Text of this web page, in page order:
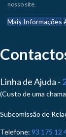
nosso site.
Mais Informações
Linha de Ajuda -
(Custo de uma
Subcomissão de
Telefone: 93 175 12